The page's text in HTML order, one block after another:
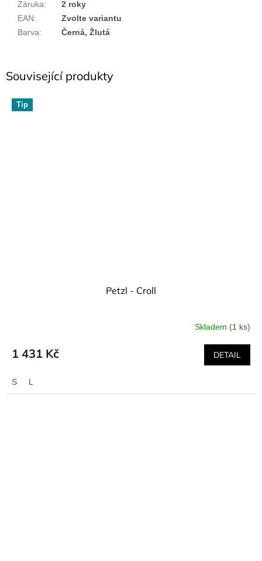
Související produkty
Tip
Petzl - Croll
Skladem (1 ks)
1 431 Kč DETAIL
S L
Záruka:
2 roky
EAN:
Zvolte variantu
Barva: Černá, Žlutá